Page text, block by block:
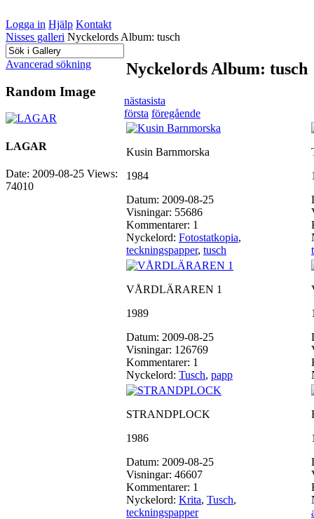
Logga in Hjälp Kontakt
Nisses galleri Nyckelords Album: tusch
Avancerad sökning
Random Image
LAGAR
Date: 2009-08-25 Views:
74010
Nyckelords Album: tusch
nästasista
första föregående
Kusin Barnmorska
1984
Datum: 2009-08-25
Visningar: 55686
Kommentarer: 1
Nyckelord: Fotostatkopia,
teckningspapper, tusch
VÅRDLÄRAREN 1
1989
Datum: 2009-08-25
Visningar: 126769
Kommentarer: 1
Nyckelord: Tusch, papp
STRANDPLOCK
1986
Datum: 2009-08-25
Visningar: 46607
Kommentarer: 1
Nyckelord: Krita, Tusch,
teckningspapper